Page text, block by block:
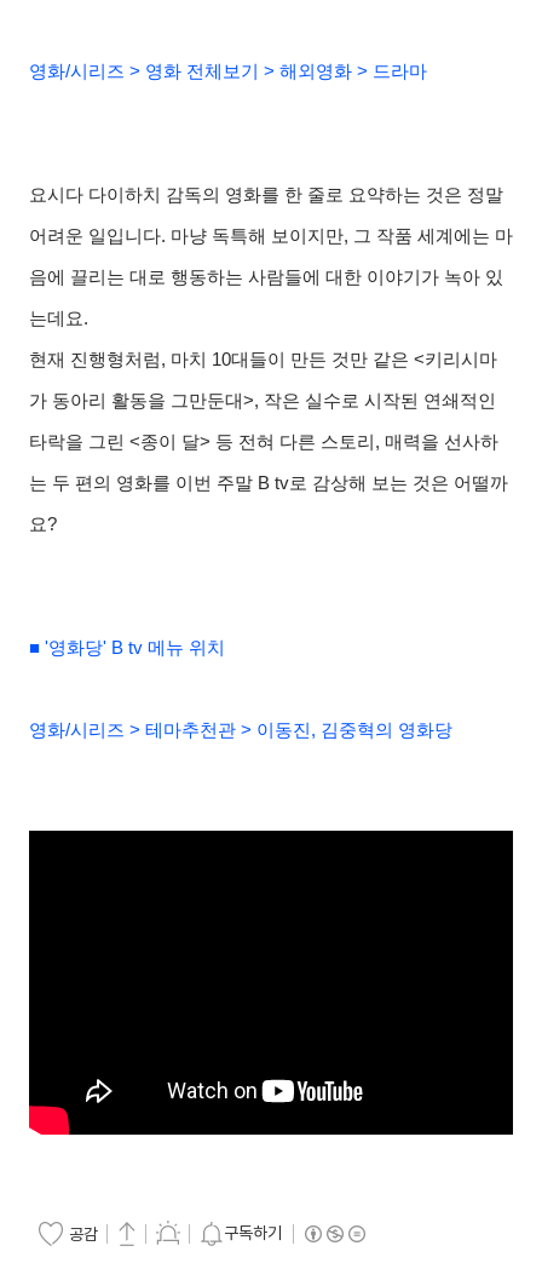
영화/시리즈 > 영화 전체보기 > 해외영화 > 드라마
요시다 다이하치 감독의 영화를 한 줄로 요약하는 것은 정말
어려운 일입니다. 마냥 독특해 보이지만, 그 작품 세계에는 마
음에 끌리는 대로 행동하는 사람들에 대한 이야기가 녹아 있
는데요.
현재 진행형처럼, 마치 10대들이 만든 것만 같은 <키리시마
가 동아리 활동을 그만둔대>, 작은 실수로 시작된 연쇄적인
타락을 그린 <종이 달> 등 전혀 다른 스토리 , 매력을 선사하
는 두 편의 영화를 이번 주말 B tv로 감상해 보는 것은 어떨까
요?
■ '영화당' B tv 메뉴 위치
영화/시리즈 > 테마추천관 > 이동진, 김중혁의 영화당
공감 구독하기